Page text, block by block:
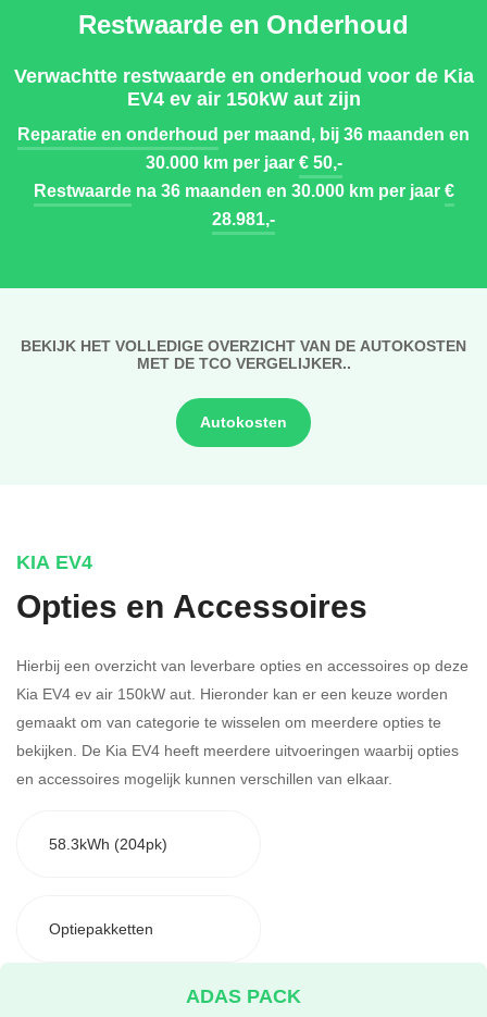
Restwaarde en Onderhoud
Verwachtte restwaarde en onderhoud voor de Kia
EV4 ev air 150kW aut zijn
Reparatie en onderhoud per maand, bij 36 maanden en
30.000 km per jaar€ 50,-
Restwaardena 36 maanden en 30.000 km per jaar€
28.981,-
BEKIJK HET VOLLEDIGE OVERZICHT VAN DE AUTOKOSTEN
MET DE TCO VERGELIJKER..
Autokosten
KIA EV4
Opties en Accessoires
Hierbij een overzicht van leverbare opties en accessoires op deze
Kia EV4 ev air 150kW aut. Hieronder kan er een keuze worden
gemaakt om van categorie te wisselen om meerdere opties te
bekijken. De Kia EV4 heeft meerdere uitvoeringen waarbij opties
en accessoires mogelijk kunnen verschillen van elkaar.
58.3kWh (204pk)
Optiepakketten
ADAS PACK